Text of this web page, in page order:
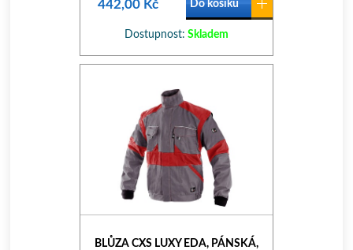
442,00 Kč Do košíku
Dostupnost: Skladem
BLŮZA CXS LUXY EDA, PÁNSKÁ,